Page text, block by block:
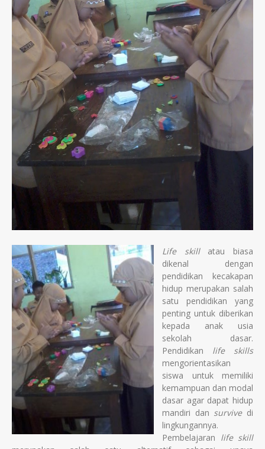
Life skillatau biasa
dikenal dengan
pendidikan kecakapan
hidup merupakan salah
satu pendidikan yang
penting untuk diberikan
kepada anak usia
sekolah dasar.
Pendidikan life skills
mengorientasikan
siswa untuk memiliki
kemampuan dan modal
dasar agar dapat hidup
mandiri dan survive di
lingkungannya.
Pembelajaran life skill